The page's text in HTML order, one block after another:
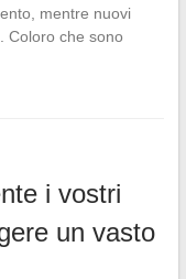
mentre nuovi
Coloro che sono
i vostri
un vasto